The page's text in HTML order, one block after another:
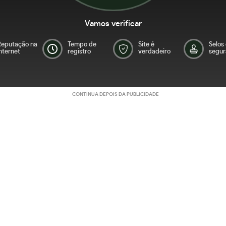
Vamos verificar
na
Tempo de
registro
Site é
verdadeiro
Selos
CONTINUA DEPOIS DA PUBLICIDADE